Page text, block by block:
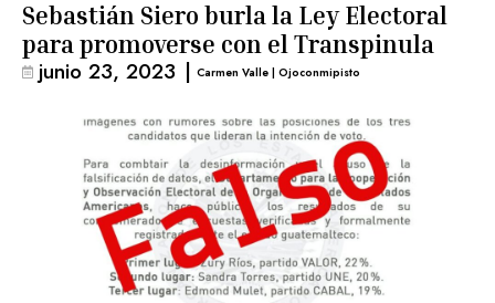
Sebastián Siero burla la Ley Electoral
para promoverse con el Transpinula
junio 23, 2023 | Carmen Valle | Ojoconmipisto